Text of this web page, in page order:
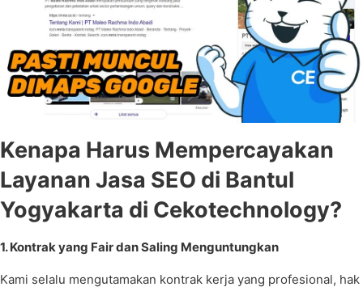
Kenapa Harus Mempercayakan
Layanan Jasa SEO di Bantul
Yogyakarta di Cekotechnology?
1. Kontrak yang Fair dan Saling Menguntungkan
Kami selalu mengutamakan kontrak kerja yang profesional, hak